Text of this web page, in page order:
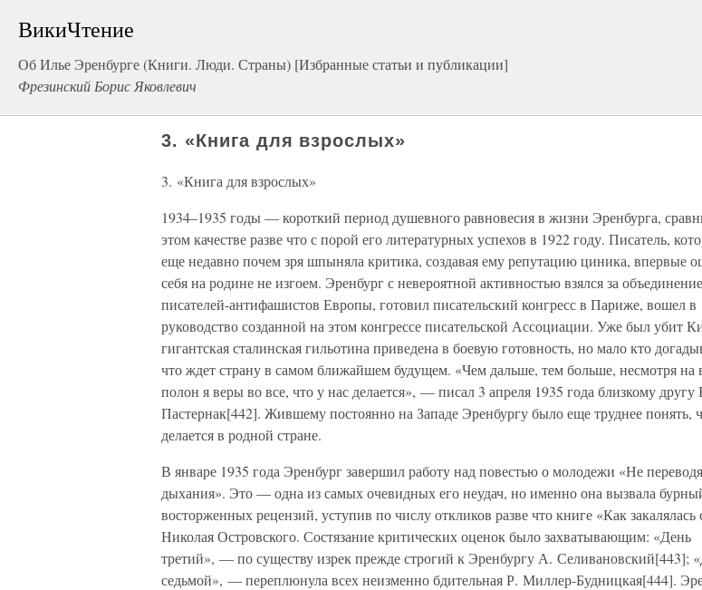
ВикиЧтение
Об Илье Эренбурге (Книги. Люди. Страны) [Избранные статьи и публикации]
Фрезинский Борис Яковлевич
3. «Книга для взрослых»
3. «Книга для взрослых»
1934–1935 годы — короткий период душевного равновесия в жизни Эренбурга,
этом качестве разве что с порой его литературных успехов в 1922 году. Писатель,
еще недавно почем зря шпыняла критика, создавая ему репутацию циника, впервые
себя на родине не изгоем. Эренбург с невероятной активностью взялся за объединение
писателей-антифашистов Европы, готовил писательский конгресс в Париже, вошел в
руководство созданной на этом конгрессе писательской Ассоциации. Уже был убит
гигантская сталинская гильотина приведена в боевую готовность, но мало кто
что ждет страну в самом ближайшем будущем. «Чем дальше, тем больше, несмотря на
полон я веры во все, что у нас делается», — писал 3 апреля 1935 года близкому другу
Пастернак[442]. Жившему постоянно на Западе Эренбургу было еще труднее понять,
делается в родной стране.
В январе 1935 года Эренбург завершил работу над повестью о молодежи «Не переводя
дыхания». Это — одна из самых очевидных его неудач, но именно она вызвала
восторженных рецензий, уступив по числу откликов разве что книге «Как закалялась
Николая Островского. Состязание критических оценок было захватывающим: «День
третий», — по существу изрек прежде строгий к Эренбургу А. Селивановский[443];
седьмой», — переплюнула всех неизменно бдительная Р. Миллер-Будницкая[444].